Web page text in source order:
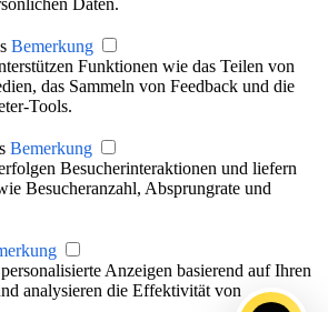
Bemerkung
Funktionen wie das Teilen von
das Sammeln von Feedback und die
Tools.
Bemerkung
Besucherinteraktionen und liefern
Besucheranzahl, Absprungrate und
Anzeigen basierend auf Ihren
analysieren die Effektivität von